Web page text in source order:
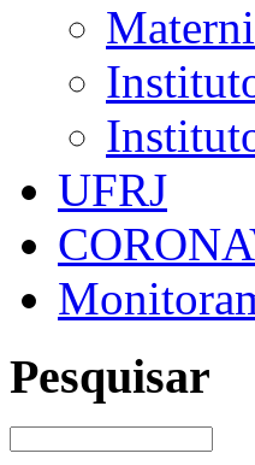
UFRJ
Pesquisar